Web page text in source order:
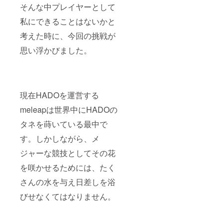
そんな中プレイヤーとして
私にできることはないかと
考えた時に、今回の挑戦が
思い浮かびました。
現在HADOを運営する
meleapは世界中にHADOの
タネを蒔いている最中で
す。しかしながら、メ
ジャーな競技としてその花
を咲かせるためには、たく
さんの水を与え日差しを浴
びせなくてはなりません。